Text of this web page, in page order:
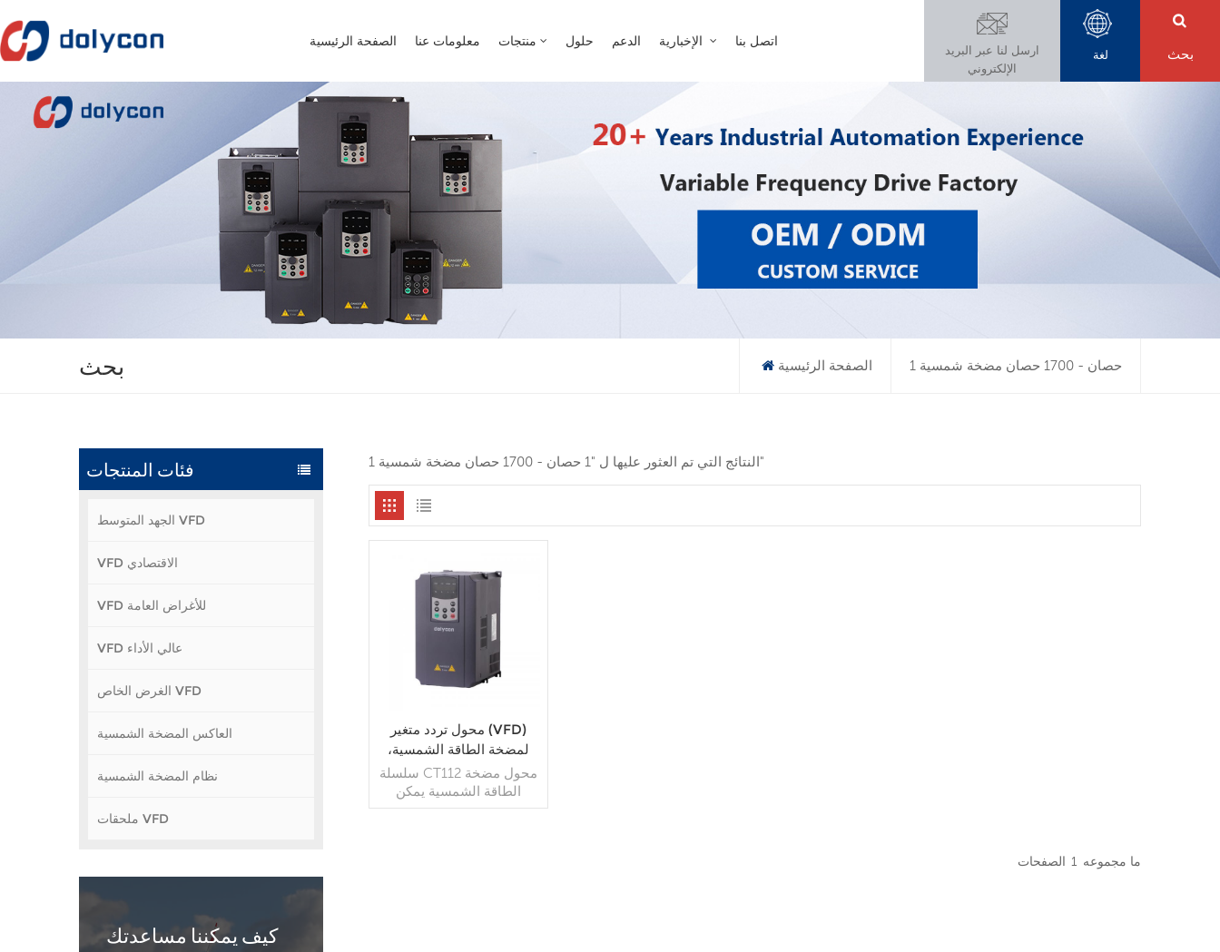
الصفحة الرئيسية معلومات عنا منتجات حلول الدعم اتصل بنا
ارسل لنا عبر البريد
الإلكتروني
لغة بحث
عن ماذا تبحث؟
بحث الصفحة الرئيسية 1 حصان - 1700 حصان مضخة شمسية
فئات المنتجات
الجهد المتوسط VFD
VFD الاقتصادي
VFD للأغراض العامة
VFD عالي الأداء
الغرض الخاص VFD
العاكس المضخة الشمسية
نظام المضخة الشمسية
ملحقات VFD
كيف يمكننا مساعدتك
1 النتائج التي تم العثور عليها ل "1 حصان - 1700 حصان مضخة شمسية"
محول تردد متغير (VFD)
لمضخة الطاقة الشمسية،
380 فولت/220 فولت،
ثلاثي الأطوار/أحادي الطور
سلسلة CT112 محول مضخة
الطاقة الشمسية يمكن
استخدام العاكس في أنظمة
ما مجموعه 1 الصفحات